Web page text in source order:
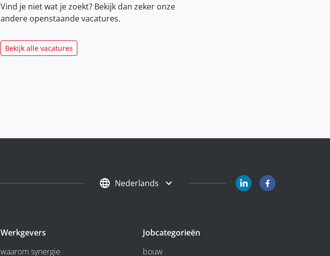
Vind je niet wat je zoekt? Bekijk dan zeker onze
andere openstaande vacatures.
Bekijk alle vacatures
Nederlands
Werkgevers
waarom synergie
Jobcategorieën
bouw